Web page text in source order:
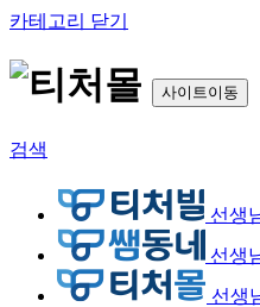
카테고리 닫기
사이트이동
검색
선생
선생
선생